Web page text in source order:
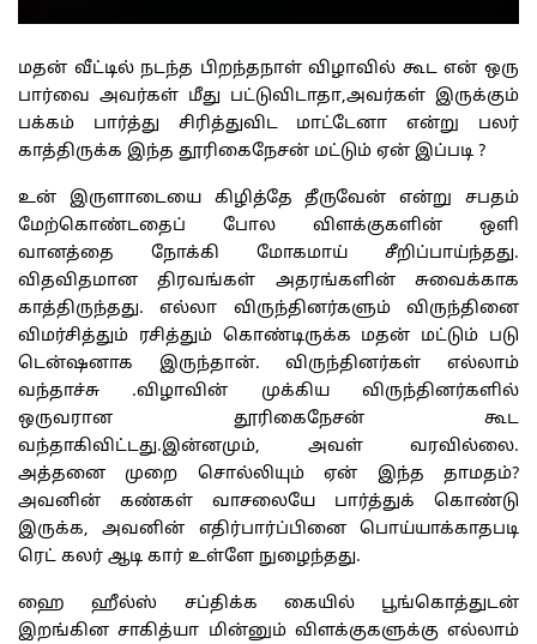
மதன் வீட்டில் நடந்த பிறந்தநாள் விழாவில் கூட என் ஒரு
பார்வை அவர்கள் மீது பட்டுவிடாதா,அவர்கள் இருக்கும்
பக்கம் பார்த்து சிரித்துவிட மாட்டேனா என்று பலர்
காத்திருக்க இந்த தூரிகைநேசன் மட்டும் ஏன் இப்படி ?
உன் இருளாடையை கிழித்தே தீருவேன் என்று சபதம்
மேற்கொண்டதைப் போல விளக்குகளின் ஒளி
வானத்தை நோக்கி மோகமாய் சீறிப்பாய்ந்தது.
விதவிதமான திரவங்கள் அதரங்களின் சுவைக்காக
காத்திருந்தது. எல்லா விருந்தினர்களும் விருந்தினை
விமர்சித்தும் ரசித்தும் கொண்டிருக்க மதன் மட்டும் படு
டென்ஷனாக இருந்தான். விருந்தினர்கள் எல்லாம்
வந்தாச்சு .விழாவின் முக்கிய விருந்தினர்களில்
ஒருவரான தூரிகைநேசன் கூட
வந்தாகிவிட்டது.இன்னமும், அவள் வரவில்லை.
அத்தனை முறை சொல்லியும் ஏன் இந்த தாமதம்?
அவனின் கண்கள் வாசலையே பார்த்துக் கொண்டு
இருக்க, அவனின் எதிர்பார்ப்பினை பொய்யாக்காதபடி
ரெட் கலர் ஆடி கார் உள்ளே நுழைந்தது.
ஹை ஹீல்ஸ் சப்திக்க கையில் பூங்கொத்துடன்
இறங்கின சாகித்யா மின்னும் விளக்குகளுக்கு எல்லாம்